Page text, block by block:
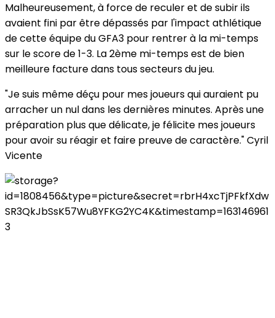
Malheureusement, à force de reculer et de subir ils
avaient fini par être dépassés par l'impact athlétique
de cette équipe du GFA3 pour rentrer à la mi-temps
sur le score de 1-3. La 2ème mi-temps est de bien
meilleure facture dans tous secteurs du jeu.
"Je suis même déçu pour mes joueurs qui auraient pu
arracher un nul dans les dernières minutes. Après une
préparation plus que délicate, je félicite mes joueurs
pour avoir su réagir et faire preuve de caractère." Cyril
Vicente